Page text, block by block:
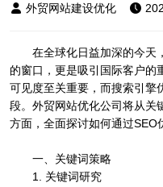
外贸网站建设优化
在全球化日益加深的今天
的窗口，更是吸引国际客户的
可见度至关重要，而搜索引擎
段。外贸网站优化公司将从关
方面，全面探讨如何通过SEO
一、关键词策略
1. 关键词研究